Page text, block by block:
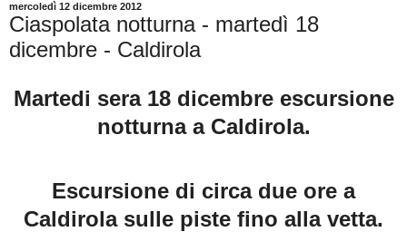
mercoledì 12 dicembre 2012
Ciaspolata notturna - martedì 18
dicembre - Caldirola
Martedi sera 18 dicembre escursione
notturna a Caldirola.
Escursione di circa due ore a
Caldirola sulle piste fino alla vetta.